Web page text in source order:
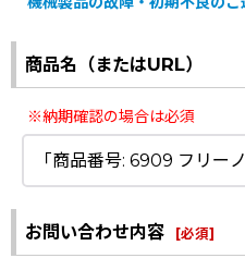
商品名（またはURL）
※納期確認の場合は必須
お問い合わせ内容 [必須]